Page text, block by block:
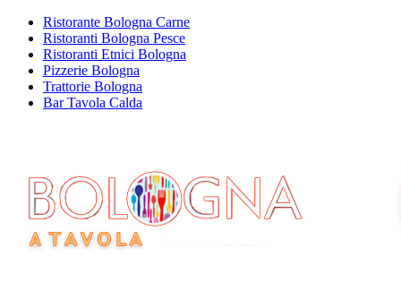
Ristorante Bologna Carne
Ristoranti Bologna Pesce
Ristoranti Etnici Bologna
Pizzerie Bologna
Trattorie Bologna
Bar Tavola Calda